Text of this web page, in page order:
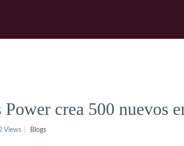
crea 500 nuevos
Views Blogs